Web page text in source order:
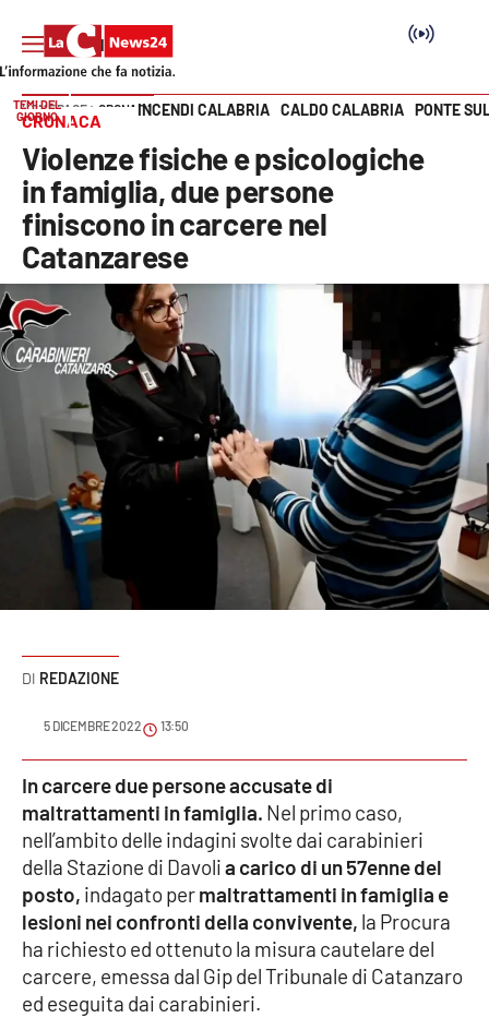
SEZIONI
Cronaca
Politica
Economia e lavoro
Italia Mondo
Sanità
Cultura
Podcast
Meteo
Editoriali
VIDEO
Ambiente
Cronaca
Vai
TEMI DEL
GIORNO
INCENDI CALABRIA CALDO CALABRIA PONTE
HOME PAGE CRONACA
CRONACA
Violenze fisiche e psicologiche
in famiglia, due persone
finiscono in carcere nel
Catanzarese
REDAZIONE
5 DICEMBRE 2022 13:50
In carcere due persone accusate di
maltrattamenti in famiglia. Nel primo caso,
nell’ambito delle indagini svolte dai carabinieri
della Stazione di Davolia carico di un 57enne del
posto, indagato permaltrattamenti in famiglia e
lesioni nei confronti della convivente, la Procura
ha richiesto ed ottenuto la misura cautelare del
carcere, emessa dal Gip del Tribunale di Catanzaro
ed eseguita dai carabinieri.